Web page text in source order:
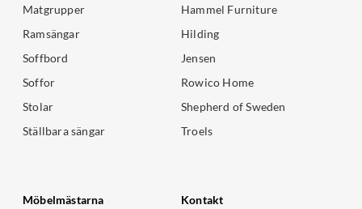
Matgrupper
Ramsängar
Soffbord
Soffor
Stolar
Ställbara sängar
Hammel Furniture
Hilding
Jensen
Rowico Home
Shepherd of Sweden
Troels
Möbelmästarna Kontakt